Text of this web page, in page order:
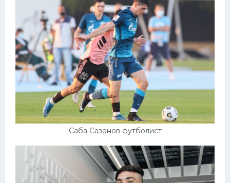
Саба Сазонов футболист